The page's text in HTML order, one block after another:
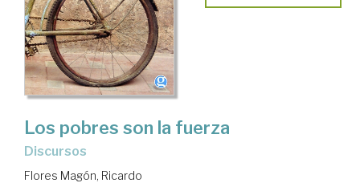
Los pobres son la fuerza
discursos
Flores Magón, Ricardo